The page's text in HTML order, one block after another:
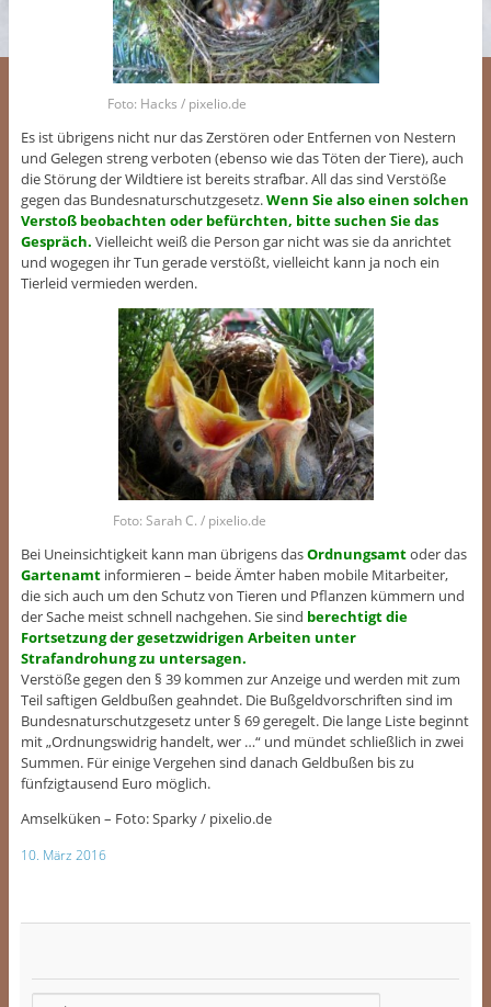
Foto: Hacks / pixelio.de
Es ist übrigens nicht nur das Zerstören oder Entfernen von Nestern
und Gelegen streng verboten (ebenso wie das Töten der Tiere), auch
die Störung der Wildtiere ist bereits strafbar. All das sind Verstöße
gegen das Bundesnaturschutzgesetz.Wenn Sie also einen solchen
Verstoß beobachten oder befürchten, bitte suchen Sie das
Gespräch. Vielleicht weiß die Person gar nicht was sie da anrichtet
und wogegen ihr Tun gerade verstößt, vielleicht kann ja noch ein
Tierleid vermieden werden.
Foto: Sarah C. / pixelio.de
Bei Uneinsichtigkeit kann man übrigens dasOrdnungsamtoder das
Gartenamtinformieren – beide Ämter haben mobile Mitarbeiter,
die sich auch um den Schutz von Tieren und Pflanzen kümmern und
der Sache meist schnell nachgehen. Sie sind berechtigt die
Fortsetzung der gesetzwidrigen Arbeiten unter
Strafandrohung zu untersagen.
Verstöße gegen den § 39 kommen zur Anzeige und werden mit zum
Teil saftigen Geldbußen geahndet. Die Bußgeldvorschriften sind im
Bundesnaturschutzgesetz unter § 69 geregelt. Die lange Liste beginnt
mit „Ordnungswidrig handelt, wer …“ und mündet schließlich in zwei
Summen. Für einige Vergehen sind danach Geldbußen bis zu
fünfzigtausend Euro möglich.
Amselküken – Foto: Sparky / pixelio.de
10. März 2016